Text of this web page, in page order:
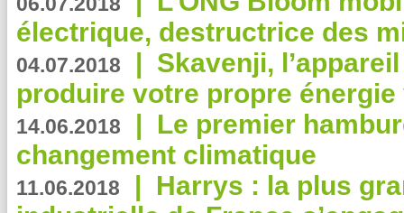
électrique, destructrice des
04.07.2018 | Skavenji,
produire votre propre
14.06.2018 | Le premier
changement climatique
11.06.2018 | Harrys : la plus